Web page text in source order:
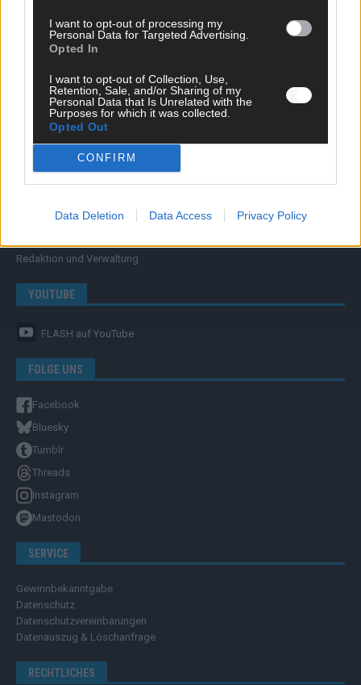
I want to opt-out of processing my
Personal Data for Targeted Advertising.
Opted In
I want to opt-out of Collection, Use,
Retention, Sale, and/or Sharing of my
Personal Data that Is Unrelated with the
Purposes for which it was collected.
Opted Out
CONFIRM
Data Deletion Data Access Privacy Policy
Eurovision
FLASH – DAS VIDEOPORTAL
Ehtikrichtlinie & Faktencheck
Redaktion und Verwaltung
YOUTUBE
FLASH auf YouTube
FOLGE UNS
Facebook
Bluesky
Tumblr
Threads
Instagram
Mastodon
SERVICE
Gewinnbekanntgabe
Datenschutz
Datenschutzvereinbarungen
Datenauszug & Löschanfrage
RECHTLICHES